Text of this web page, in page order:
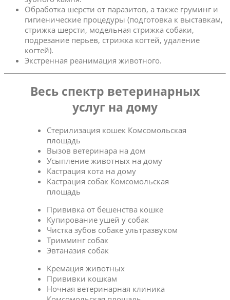
Обработка шерсти от паразитов, а также груминг и
гигиенические процедуры (подготовка к выставкам,
стрижка шерсти, модельная стрижка собаки,
подрезание перьев, стрижка когтей, удаление
когтей).
Экстренная реанимация животного.
Весь спектр ветеринарных
услуг на дому
Стерилизация кошек Комсомольская
площадь
Вызов ветеринара на дом
Усыпление животных на дому
Кастрация кота на дому
Кастрация собак Комсомольская
площадь
Прививка от бешенства кошке
Купирование ушей у собак
Чистка зубов собаке ультразвуком
Тримминг собак
Эвтаназия собак
Кремация животных
Прививки кошкам
Ночная ветеринарная клиника